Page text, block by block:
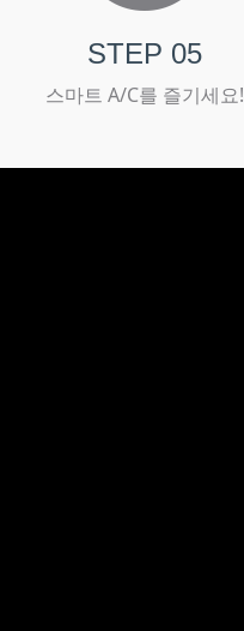
STEP 05
스마트 A/C를 즐기세요!